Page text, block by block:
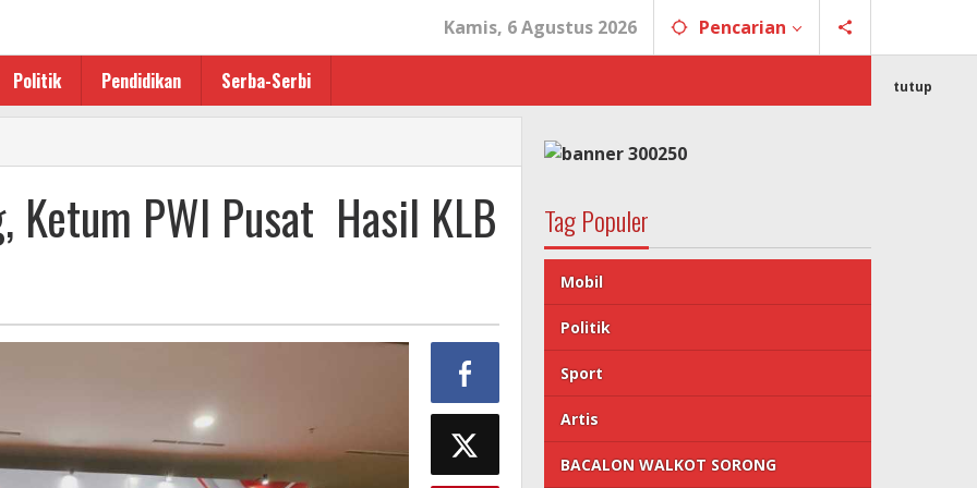
Kamis, 6 Agustus 2026 Pencarian
Politik Pendidikan Serba-Serbi tutup
Ketum PWI Pusat Hasil KLB
Tag Populer
Mobil
Politik
Sport
Artis
BACALON WALKOT SORONG